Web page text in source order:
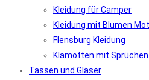
Kleidung für Camper
Kleidung mit Blumen
Flensburg Kleidung
Klamotten mit
Tassen und Gläser